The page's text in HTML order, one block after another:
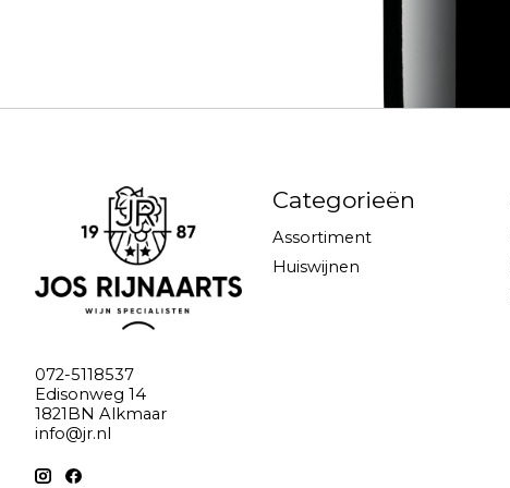
072-5118537
Edisonweg 14
1821BN Alkmaar
info@jr.nl
Categorieën
Assortiment
Huiswijnen